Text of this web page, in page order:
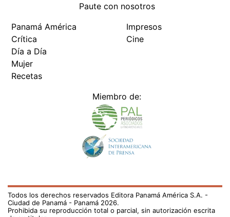
Paute con nosotros
Panamá América
Crítica
Día a Día
Mujer
Recetas
Impresos
Cine
Miembro de:
Todos los derechos reservados Editora Panamá América S.A. -
Ciudad de Panamá - Panamá 2026.
Prohibida su reproducción total o parcial, sin autorización escrita